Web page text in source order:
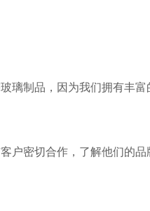
璃制品，因为我们拥有丰富
户密切合作，了解他们的品